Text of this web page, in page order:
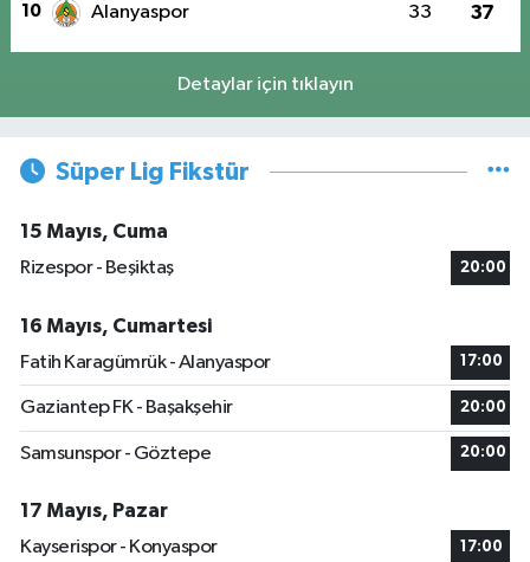
10 Alanyaspor 33 37
Detaylar için tıklayın
Süper Lig Fikstür
15 Mayıs, Cuma
Rizespor - Beşiktaş
20:00
16 Mayıs, Cumartesi
Fatih Karagümrük - Alanyaspor
17:00
Gaziantep FK - Başakşehir 20:00
Samsunspor - Göztepe 20:00
17 Mayıs, Pazar
Kayserispor - Konyaspor
17:00